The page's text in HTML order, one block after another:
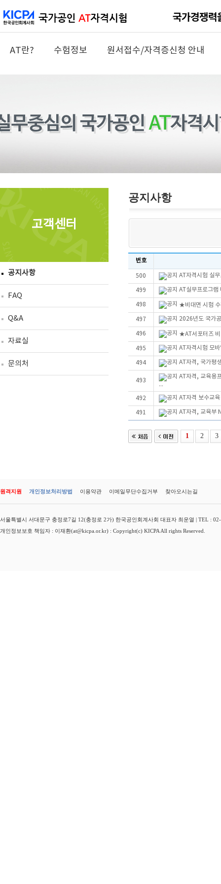
AT란? 수험정보 원서접수/자격증신청 안내
고객센터
공지사항
FAQ
Q&A
자료실
문의처
공지사항
번호
500 AT자격시험 실
499 AT실무프로그
498 ★비대면 시험
497 2026년도 국가
496 ★AT서포터즈 비
495 AT자격시험 모
494 AT자격, 국가평
493
AT자격, 교육용
...
492 AT자격 보수교
491 AT자격, 교육부
1 2 3
원격지원 개인정보처리방법 이용약관 이메일무단수집거부 찾아오시는길
서울특별시 서대문구 충정로7길 12(충정로 2가) 한국공인회계사회 대표자 최운열 | TEL :
개인정보보호 책임자 : 이재환(at@kicpa.or.kr) : Copyright(c) KICPA All rights Reserved.